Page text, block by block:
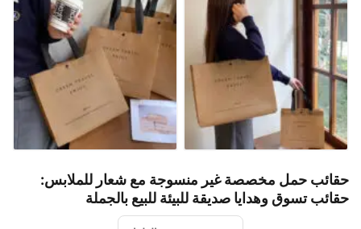
حقائب حمل مخصصة غير منسوجة مع شعار للملابس:
حقائب تسوق وهدايا صديقة للبيئة للبيع بالجملة